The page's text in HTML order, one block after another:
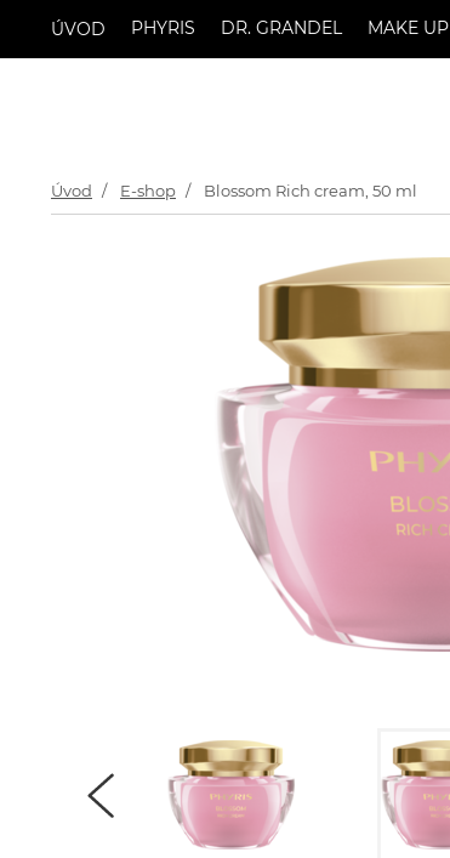
ÚVOD PHYRIS DR. GRANDEL MAKE UP
Úvod E-shop Blossom Rich cream, 50 ml